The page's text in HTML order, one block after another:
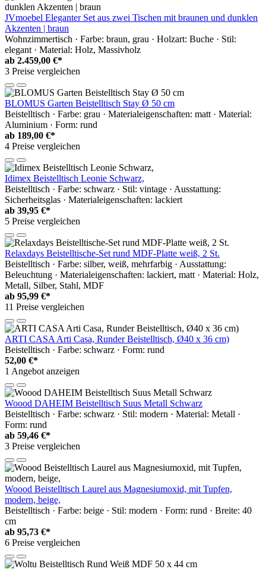
JVmoebel Eleganter Set aus zwei Tischen mit braunen und dunklen
Akzenten | braun
Wohnzimmertisch · Farbe: braun, grau · Holzart: Buche · Stil:
elegant · Material: Holz, Massivholz
ab 2.459,00 €*
3 Preise vergleichen
BLOMUS Garten Beistelltisch Stay Ø 50 cm
Beistelltisch · Farbe: grau · Materialeigenschaften: matt · Material:
Aluminium · Form: rund
ab 189,00 €*
4 Preise vergleichen
Idimex Beistelltisch Leonie Schwarz,
Beistelltisch · Farbe: schwarz · Stil: vintage · Ausstattung:
Sicherheitsglas · Materialeigenschaften: lackiert
ab 39,95 €*
5 Preise vergleichen
Relaxdays Beistelltische-Set rund MDF-Platte weiß, 2 St.
Beistelltisch · Farbe: silber, weiß, mehrfarbig · Ausstattung:
Beleuchtung · Materialeigenschaften: lackiert, matt · Material: Holz,
Metall, Silber, Stahl, MDF
ab 95,99 €*
11 Preise vergleichen
ARTI CASA Arti Casa, Runder Beistelltisch, Ø40 x 36 cm)
Beistelltisch · Farbe: schwarz · Form: rund
52,00 €*
1 Angebot anzeigen
Woood DAHEIM Beistelltisch Suus Metall Schwarz
Beistelltisch · Farbe: schwarz · Stil: modern · Material: Metall ·
Form: rund
ab 59,46 €*
3 Preise vergleichen
Woood Beistelltisch Laurel aus Magnesiumoxid, mit Tupfen,
modern, beige,
Beistelltisch · Farbe: beige · Stil: modern · Form: rund · Breite: 40
cm
ab 95,73 €*
6 Preise vergleichen